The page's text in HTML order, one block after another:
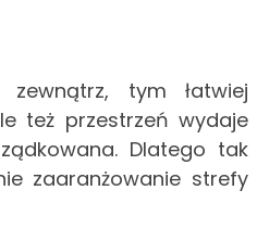
tym łatwiej
też przestrzeń wydaje
Dlatego tak
zaaranżowanie strefy